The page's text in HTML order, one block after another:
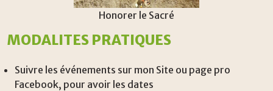
Honorer le Sacré
MODALITES PRATIQUES
Suivre les événements sur mon Site ou page pro
Facebook, pour avoir les dates